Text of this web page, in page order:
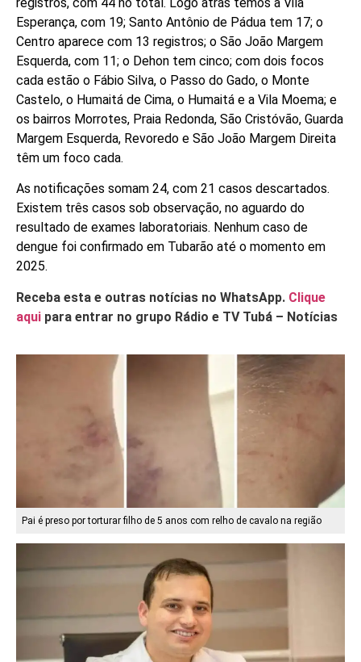
Esperança, com 19; Santo Antônio de Pádua tem 17; o
Centro aparece com 13 registros; o São João Margem
Esquerda, com 11; o Dehon tem cinco; com dois focos
cada estão o Fábio Silva, o Passo do Gado, o Monte
Castelo, o Humaitá de Cima, o Humaitá e a Vila Moema; e
os bairros Morrotes, Praia Redonda, São Cristóvão, Guarda
Margem Esquerda, Revoredo e São João Margem Direita
têm um foco cada.
As notificações somam 24, com 21 casos descartados.
Existem três casos sob observação, no aguardo do
resultado de exames laboratoriais. Nenhum caso de
dengue foi confirmado em Tubarão até o momento em
2025.
Receba esta e outras notícias no WhatsApp. Clique
aqui para entrar no grupo Rádio e TV Tubá – Notícias
Pai é preso por torturar filho de 5 anos com relho de cavalo na região